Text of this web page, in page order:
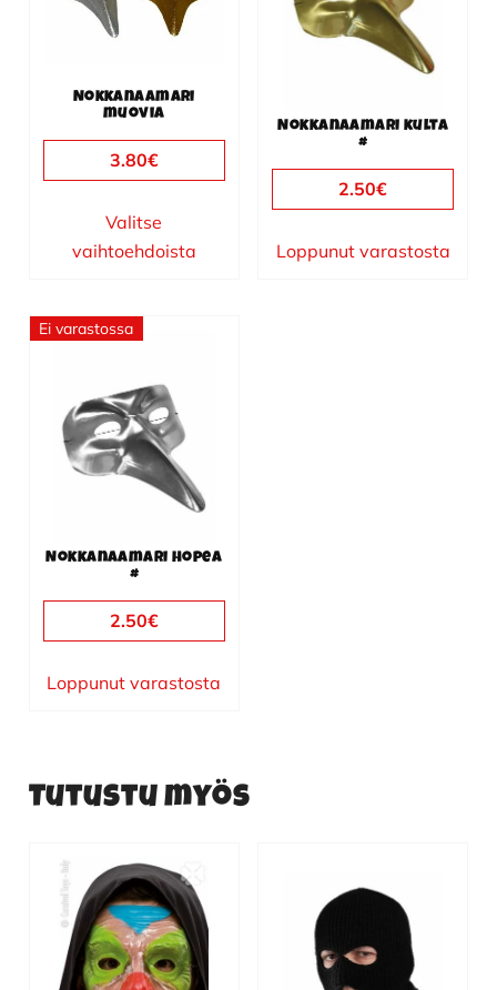
Nokkanaamari
muovia
3.80€
Valitse
vaihtoehdoista
muunnelma.
tehdä
valinnat
tuotteen
Nokkanaamari kulta
#
2.50€
Loppunut varastosta
Ei varastossa
Nokkanaamari hopea
#
2.50€
Loppunut varastosta
Tutustu myös